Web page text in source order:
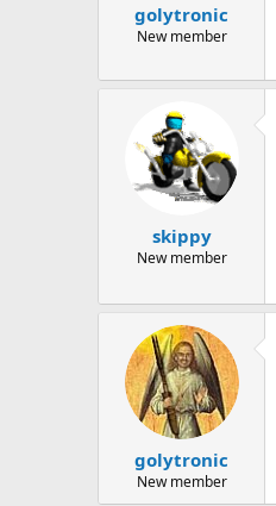
golytronic
New member
skippy
New member
golytronic
New member